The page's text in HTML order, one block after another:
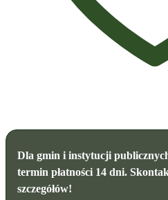
Dla gmin i instytucji
termin płatności 14 dni.
szczegółów!